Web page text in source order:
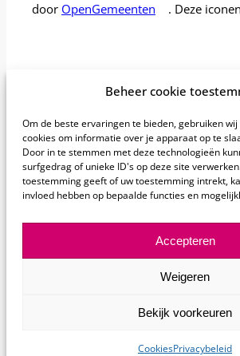
Beheer cookie
Om de beste ervaringen te bieden, gebruiken
cookies om informatie over je apparaat op te
Door in te stemmen met deze technologieën
surfgedrag of unieke ID's op deze site
toestemming geeft of uw toestemming intrekt,
invloed hebben op bepaalde functies en
Accepteren
Weigeren
Bekijk voorkeuren
CookiesPrivacybeleid
door OpenGemeenten . Deze
gebruiken en valt onder de
Sectie
Ik heb de informatie gevonden die ik
JaNee